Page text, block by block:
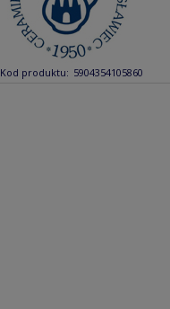
Kod produktu: 5904354105860